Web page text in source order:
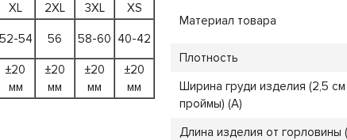
XL 2XL 3XL
XS
52-54 56 58-60 40-42
±20
мм
±20
мм
±20
мм
±20
мм
Материал товара
Плотность
Ширина груди изделия (2,5 см
проймы) (A)
Длина изделия от горловины